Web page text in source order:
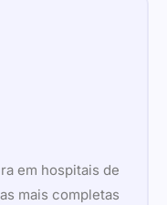
em hospitais de
mais completas